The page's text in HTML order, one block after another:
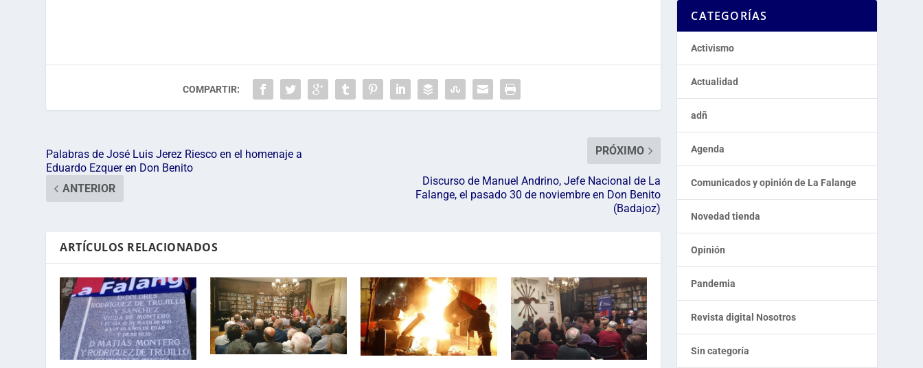
COMPARTIR:
Palabras de José Luis Jerez Riesco en el homenaje a
Eduardo Ezquer en Don Benito
ANTERIOR
PRÓXIMO
Discurso de Manuel Andrino, Jefe Nacional de La
Falange, el pasado 30 de noviembre en Don Benito
(Badajoz)
ARTÍCULOS RELACIONADOS
CATEGORÍAS
Activismo
Actualidad
adñ
Agenda
Comunicados y opinión de La Falange
Novedad tienda
Opinión
Pandemia
Revista digital Nosotros
Sin categoría